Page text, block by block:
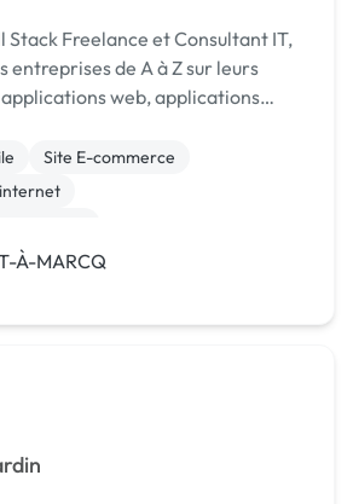
Stack Freelance et Consultant IT,
entreprises de A à Z sur leurs
web, applications
Site E-commerce
À-MARCQ